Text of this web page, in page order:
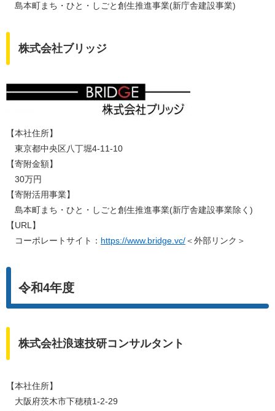
島本町まち・ひと・しごと創生推進事業(新庁舎建設事業)
株式会社ブリッジ
【本社住所】
東京都中央区八丁堀4-11-10
【寄附金額】
30万円
【寄附活用事業】
島本町まち・ひと・しごと創生推進事業(新庁舎建設事業除く)
【URL】
コーポレートサイト： https://www.bridge.vc/＜外部リンク＞
令和4年度
株式会社浪速技研コンサルタント
【本社住所】
大阪府茨木市下穂積1-2-29